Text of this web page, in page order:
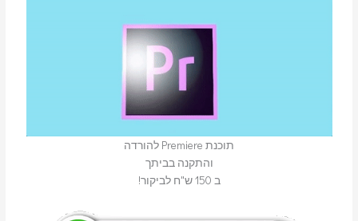
תוכנת Premiere להורדה
והתקנה בביתך
ב 150 ש"ח לביקור!